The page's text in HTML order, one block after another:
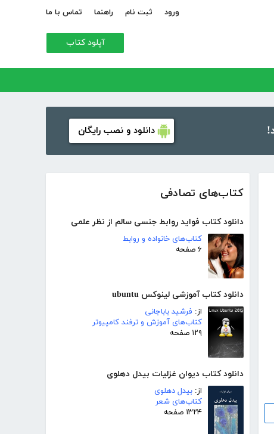
ورود ثبت نام راهنما تماس با ما
آپلود کتاب
دانلود و نصب رایگان
کتاب‌های تصادفی
دانلود کتاب فواید روابط جنسی سالم از نظر علمی
کتاب‌های خانواده و روابط
۶ صفحه
دانلود کتاب آموزشی لینوکس ubuntu
از: فرشید باباجانی
کتاب‌های آموزش و ترفند کامپیوتر
۱۲۹ صفحه
دانلود کتاب دیوان غزلیات بیدل دهلوی
از: بیدل دهلوی
کتاب‌های شعر
۱۳۲۴ صفحه